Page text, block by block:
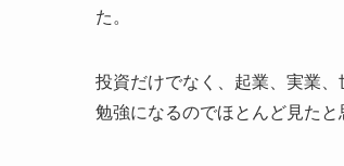
た。
投資だけでなく、起業、実業
勉強になるのでほとんど見たと